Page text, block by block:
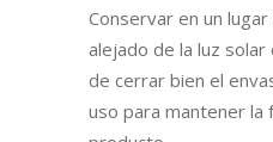
Conservar en un
alejado de la luz
de cerrar bien el
uso para mantener la